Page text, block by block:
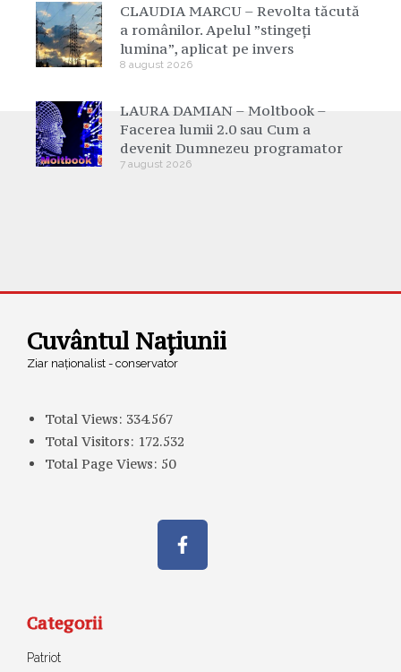
CLAUDIA MARCU – Revolta tăcută
a românilor. Apelul ”stingeți
lumina”, aplicat pe invers
8 august 2026
LAURA DAMIAN – Moltbook –
Facerea lumii 2.0 sau Cum a
devenit Dumnezeu programator
7 august 2026
Cuvântul Națiunii
Ziar naționalist - conservator
Total Views: 334.567
Total Visitors: 172.532
Total Page Views: 50
Categorii
Patriot